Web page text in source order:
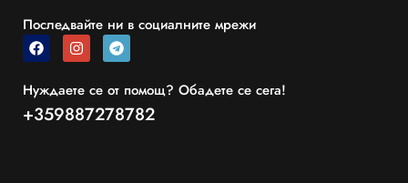
Последвайте ни в социалните мрежи
Нуждаете се от помощ? Обадете се сега!
+359887278782